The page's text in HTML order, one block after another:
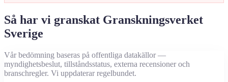
Så har vi granskat Granskningsverket
Sverige
Vår bedömning baseras på offentliga datakällor —
myndighetsbeslut, tillståndsstatus, externa recensioner och
branschregler. Vi uppdaterar regelbundet.